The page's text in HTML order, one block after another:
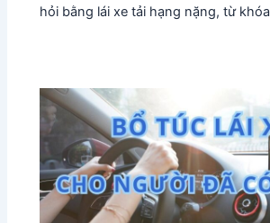
hỏi bằng lái xe tải hạng nặng, từ